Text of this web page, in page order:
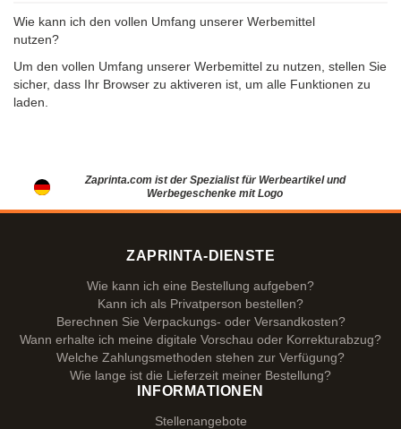
Wie kann ich den vollen Umfang unserer Werbemittel
nutzen?
Um den vollen Umfang unserer Werbemittel zu nutzen, stellen Sie
sicher, dass Ihr Browser zu aktiveren ist, um alle Funktionen zu
laden.
Zaprinta.com ist der Spezialist für Werbeartikel und
Werbegeschenke mit Logo
ZAPRINTA-DIENSTE
Wie kann ich eine Bestellung aufgeben?
Kann ich als Privatperson bestellen?
Berechnen Sie Verpackungs- oder Versandkosten?
Wann erhalte ich meine digitale Vorschau oder Korrekturabzug?
Welche Zahlungsmethoden stehen zur Verfügung?
Wie lange ist die Lieferzeit meiner Bestellung?
INFORMATIONEN
Stellenangebote